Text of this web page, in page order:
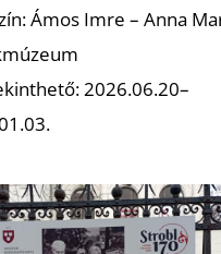
Ámos Imre – Anna
2026.06.20–